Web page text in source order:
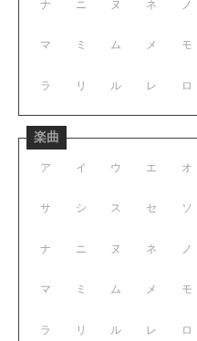
ナ ニ ヌ ネ ノ
マ ミ ム メ モ
ラ リ ル レ ロ
楽曲
ア イ ウ エ オ
サ シ ス セ ソ
ナ ニ ヌ ネ ノ
マ ミ ム メ モ
ラ リ ル レ ロ